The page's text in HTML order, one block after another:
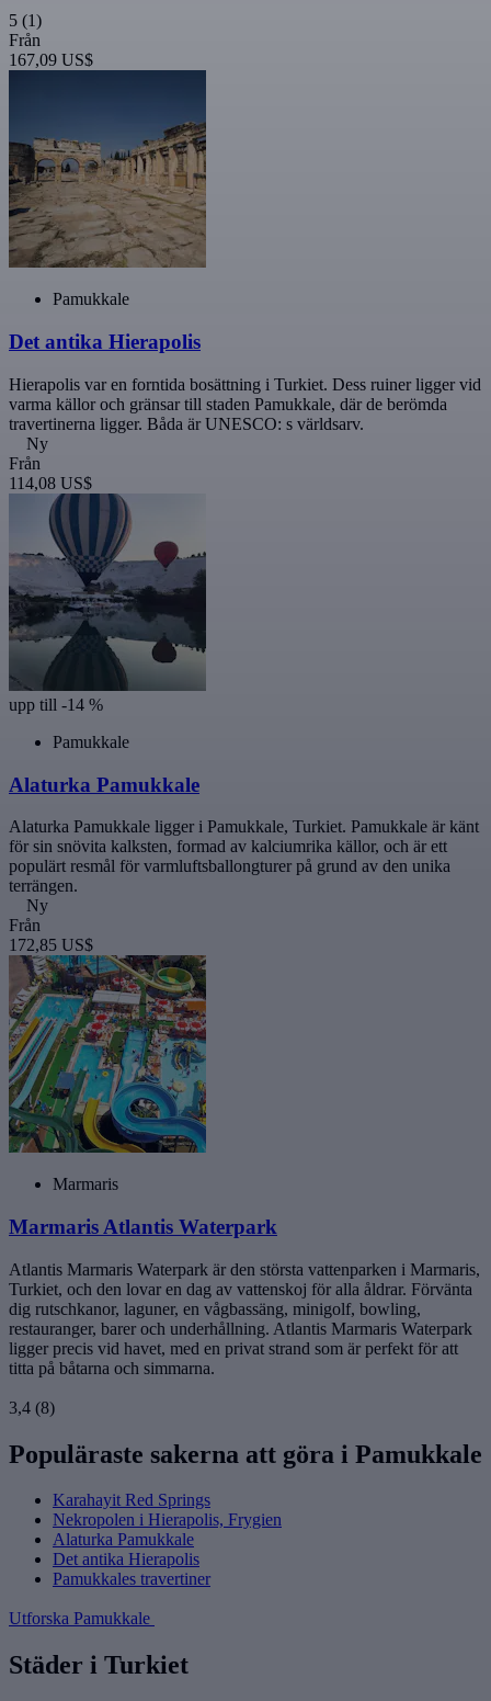
5 (1)
Från
167,09 US$
Pamukkale
Det antika Hierapolis
Hierapolis var en forntida bosättning i Turkiet. Dess ruiner ligger vid
varma källor och gränsar till staden Pamukkale, där de berömda
travertinerna ligger. Båda är UNESCO: s världsarv.
Ny
Från
114,08 US$
upp till -14 %
Pamukkale
Alaturka Pamukkale
Alaturka Pamukkale ligger i Pamukkale, Turkiet. Pamukkale är känt
för sin snövita kalksten, formad av kalciumrika källor, och är ett
populärt resmål för varmluftsballongturer på grund av den unika
terrängen.
Ny
Från
172,85 US$
Marmaris
Marmaris Atlantis Waterpark
Atlantis Marmaris Waterpark är den största vattenparken i Marmaris,
Turkiet, och den lovar en dag av vattenskoj för alla åldrar. Förvänta
dig rutschkanor, laguner, en vågbassäng, minigolf, bowling,
restauranger, barer och underhållning. Atlantis Marmaris Waterpark
ligger precis vid havet, med en privat strand som är perfekt för att
titta på båtarna och simmarna.
3,4 (8)
Populäraste sakerna att göra i Pamukkale
Karahayit Red Springs
Nekropolen i Hierapolis, Frygien
Alaturka Pamukkale
Det antika Hierapolis
Pamukkales travertiner
Utforska Pamukkale
Städer i Turkiet